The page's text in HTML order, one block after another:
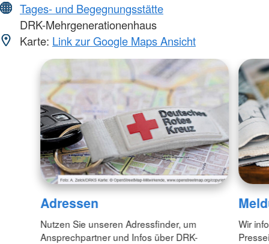
Tages- und Begegnungsstätte
DRK-Mehrgenerationenhaus
Karte: Link zur Google Maps Ansicht
Adressen
Nutzen Sie unseren Adressfinder, um
Ansprechpartner und Infos über DRK-
Wir